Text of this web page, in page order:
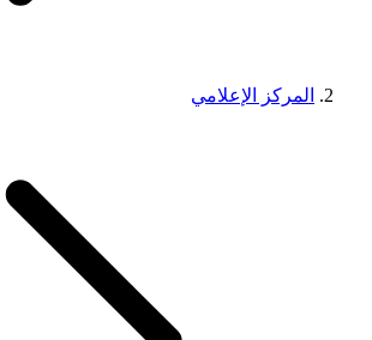
المركز الإعلامي